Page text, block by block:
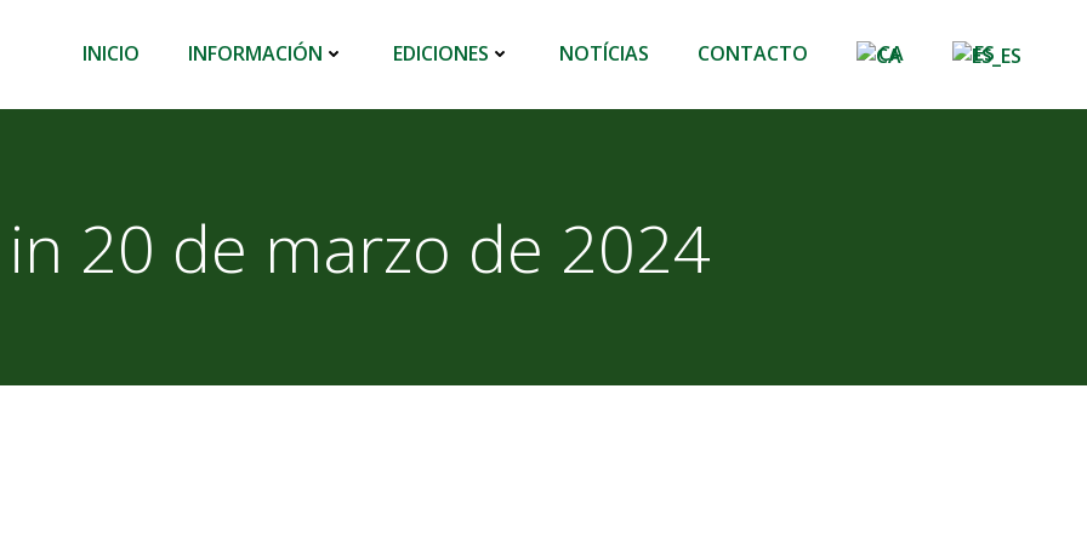
INICIO INFORMACIÓN EDICIONES NOTÍCIAS CONTACTO CA ES
in 20 de marzo de 2024